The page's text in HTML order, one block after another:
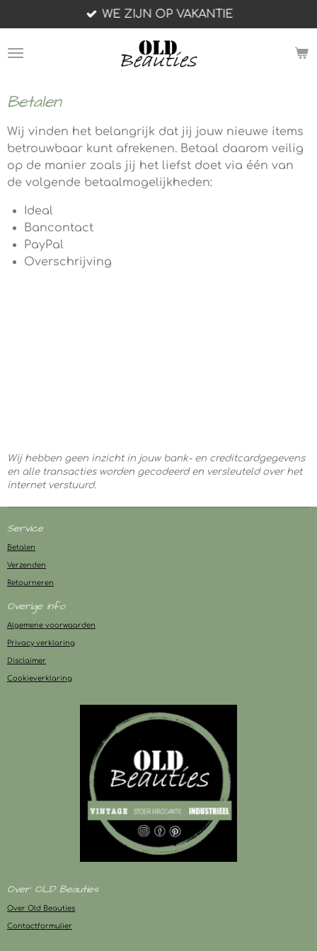
direct
naar
WE ZIJN OP VAKANTIE
Betalen
Wij vinden het belangrijk dat jij jouw nieuwe items
betrouwbaar kunt afrekenen. Betaal daarom veilig
op de manier zoals jij het liefst doet via één van
de volgende betaalmogelijkheden:
Ideal
Bancontact
PayPal
Overschrijving
Wij hebben geen inzicht in jouw bank- en creditcardgegevens
en alle transacties worden gecodeerd en versleuteld over het
internet verstuurd.
Service
Betalen
Verzenden
Retourneren
Overige info
Algemene voorwaarden
Privacy verklaring
Disclaimer
Cookieverklaring
Over OLD Beauties
Over Old Beauties
Contactformulier